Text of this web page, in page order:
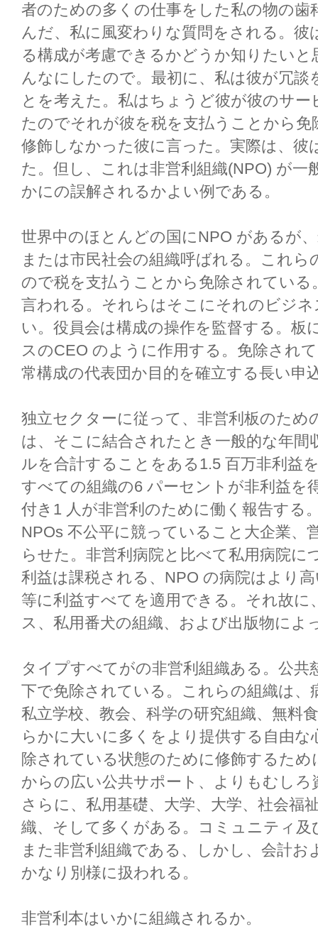
者のための多くの仕事をした私の物の歯
んだ、私に風変わりな質問をされる。彼
る構成が考慮できるかどうか知りたい
んなにしたので。最初に、私は彼が冗
とを考えた。私はちょうど彼が彼のサ
たのでそれが彼を税を支払うことから
修飾しなかった彼に言った。実際は、彼
た。但し、これは非営利組織(NPO) が
かにの誤解されるかよい例である。
世界中のほとんどの国にNPO があるが
または市民社会の組織呼ばれる。これ
ので税を支払うことから免除されてい
言われる。それらはそこにそれのビジ
い。役員会は構成の操作を監督する。板
スのCEO のように作用する。免除され
常構成の代表団か目的を確立する長い申
独立セクターに従って、非営利板のため
は、そこに結合されたとき一般的な年間
ルを合計することをある1.5 百万非利益
すべての組織の6 パーセントが非利益を
付き1 人が非営利のために働く報告する
NPOs 不公平に競っていること大企業、
らせた。非営利病院と比べて私用病院
利益は課税される、NPO の病院はより
等に利益すべてを適用できる。それ故に
ス、私用番犬の組織、および出版物によ
タイプすべてがの非営利組織ある。公共
下で免除されている。これらの組織は、
私立学校、教会、科学の研究組織、無料
らかに大いに多くをより提供する自由
除されている状態のために修飾するた
からの広い公共サポート、よりもむし
さらに、私用基礎、大学、大学、社会福
織、そして多くがある。コミュニティ
また非営利組織である、しかし、会計お
かなり別様に扱われる。
非営利本はいかに組織されるか。